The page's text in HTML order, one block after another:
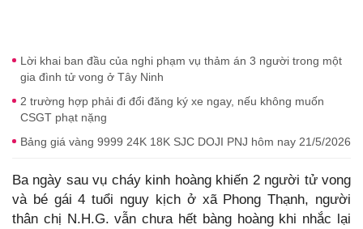
Lời khai ban đầu của nghi phạm vụ thảm án 3 người trong một
gia đình tử vong ở Tây Ninh
2 trường hợp phải đi đổi đăng ký xe ngay, nếu không muốn
CSGT phạt nặng
Bảng giá vàng 9999 24K 18K SJC DOJI PNJ hôm nay 21/5/2026
Ba ngày sau vụ cháy kinh hoàng khiến 2 người tử vong
và bé gái 4 tuổi nguy kịch ở xã Phong Thạnh, người
thân chị N.H.G. vẫn chưa hết bàng hoàng khi nhắc lại